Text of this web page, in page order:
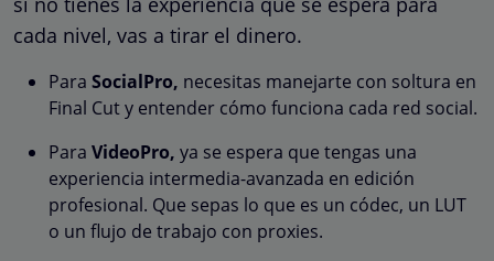
cada nivel, vas a tirar el dinero.
Para SocialPro, necesitas manejarte con soltura en
Final Cut y entender cómo funciona cada red social.
Para VideoPro, ya se espera que tengas una
experiencia intermedia-avanzada en edición
profesional. Que sepas lo que es un códec, un LUT
o un flujo de trabajo con proxies.